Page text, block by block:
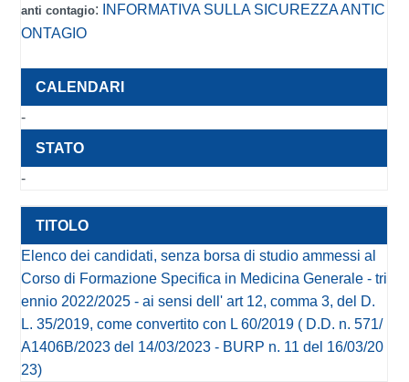
anti contagio:
INFORMATIVA SULLA SICUREZZA ANTIC
ONTAGIO
-
-
Elenco dei candidati, senza borsa di studio ammessi al
Corso di Formazione Specifica in Medicina Generale - tri
ennio 2022/2025 - ai sensi dell' art 12, comma 3, del D.
L. 35/2019, come convertito con L 60/2019 ( D.D. n. 571/
A1406B/2023 del 14/03/2023 - BURP n. 11 del 16/03/20
23)